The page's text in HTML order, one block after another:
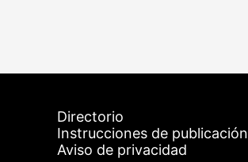
Directorio
Instrucciones de publicación
Aviso de privacidad